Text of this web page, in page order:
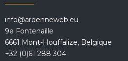
info@ardenneweb.eu
9e Fontenaille
6661 Mont-Houffalize, Belgique
+32 (0)61 288 304